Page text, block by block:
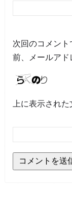
次回のコメン
前、メールアド
上に表示された